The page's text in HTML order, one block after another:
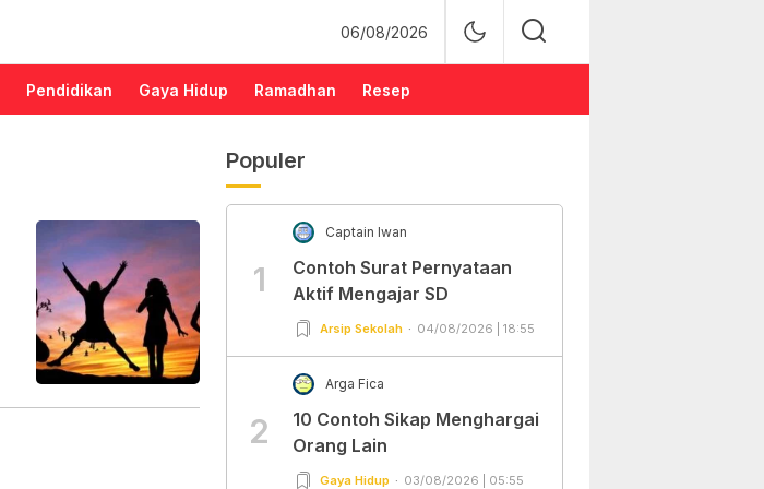
06/08/2026
Pendidikan Gaya Hidup Ramadhan Resep
Populer
1
Captain Iwan
Contoh Surat Pernyataan
Aktif Mengajar SD
Arsip Sekolah 04/08/2026 | 18:55
2
Arga Fica
10 Contoh Sikap Menghargai
Orang Lain
Gaya Hidup 03/08/2026 | 05:55